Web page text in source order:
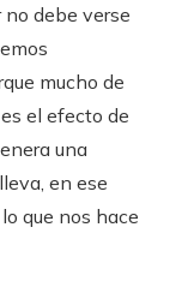
no debe verse
mucho de
el efecto de
una
en ese
que nos hace